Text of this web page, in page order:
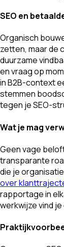
SEO en
Organisch
zetten, maar de
duurzame
en vraag op
in B2B-context
stemmen
tegen je SEO-
Wat je mag
Geen vage
transparante
die je
over
rapportage in
werkwijze vind